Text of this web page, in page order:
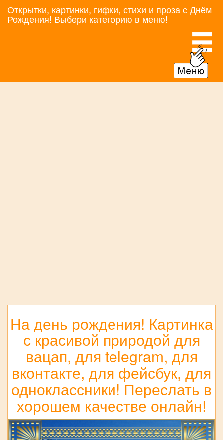
Открытки, картинки, гифки, стихи и проза с Днём
Рождения! Выбери категорию в меню!
На день рождения! Картинка
с красивой природой для
вацап, для telegram, для
вконтакте, для фейсбук, для
одноклассники! Переслать в
хорошем качестве онлайн!